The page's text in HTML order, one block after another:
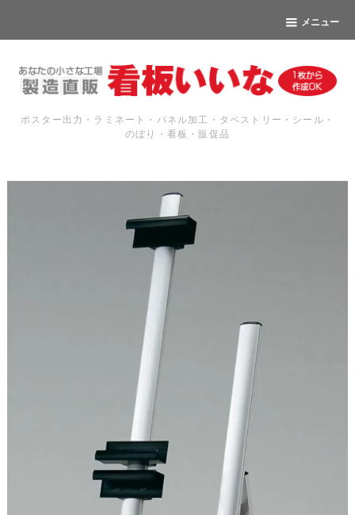
メニュー
ポスター出力・ラミネート・パネル加工・タペストリー・シール・
のぼり・看板・販促品